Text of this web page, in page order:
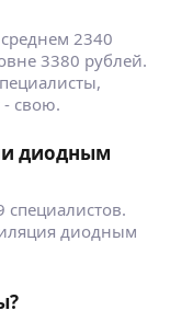
2340
3380 рублей.
- свою.
диодным
диодным